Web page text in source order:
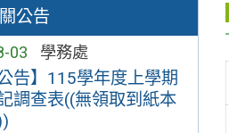
公告
03 學務處
告】115學年度上學期
調查表((無領取到紙本